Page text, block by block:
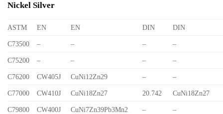
Nickel Silver
ASTM EN EN DIN DIN
C73500 – – – –
C75200 – – – –
C76200 CW405J CuNi12Zn29 – –
C77000 CW410J CuNi18Zn27 20.742 CuNi18Zn27
C79800 CW400J CuNi7Zn39Pb3Mn2 – –